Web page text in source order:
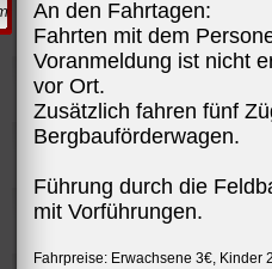
An den Fahrtagen:
Fahrten mit dem
Voranmeldung ist nicht
vor Ort.
Zusätzlich fahren fünf
Bergbauförderwagen.
Führung durch die
mit Vorführungen.
Fahrpreise: Erwachsene 3€, Kinder